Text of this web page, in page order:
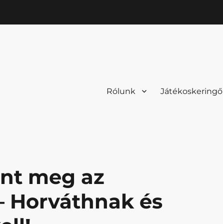
Rólunk Játékoskeringő
meg az
Horváthnak és